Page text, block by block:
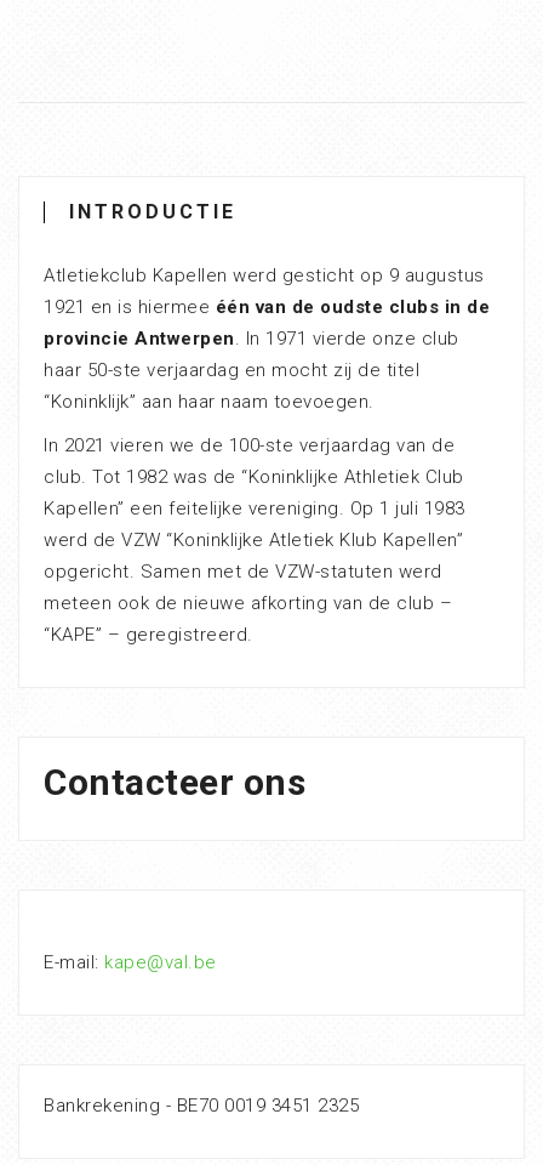
INTRODUCTIE
Atletiekclub Kapellen werd gesticht op 9 augustus
1921 en is hiermee één van de oudste clubs in de
provincie Antwerpen. In 1971 vierde onze club
haar 50-ste verjaardag en mocht zij de titel
“Koninklijk” aan haar naam toevoegen.
In 2021 vieren we de 100-ste verjaardag van de
club. Tot 1982 was de “Koninklijke Athletiek Club
Kapellen” een feitelijke vereniging. Op 1 juli 1983
werd de VZW “Koninklijke Atletiek Klub Kapellen”
opgericht. Samen met de VZW-statuten werd
meteen ook de nieuwe afkorting van de club –
“KAPE” – geregistreerd.
Contacteer ons
E-mail: kape@val.be
Bankrekening - BE70 0019 3451 2325